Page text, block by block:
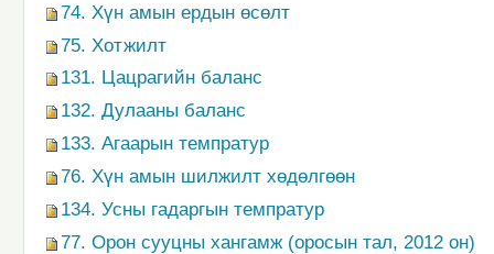
74. Хүн амын ердын өсөлт
75. Хотжилт
131. Цацрагийн баланс
132. Дулааны баланс
133. Агаарын темпратур
76. Хүн амын шилжилт хөдөлгөөн
134. Усны гадаргын темпратур
77. Орон сууцны хангамж (оросын тал, 2012 он)